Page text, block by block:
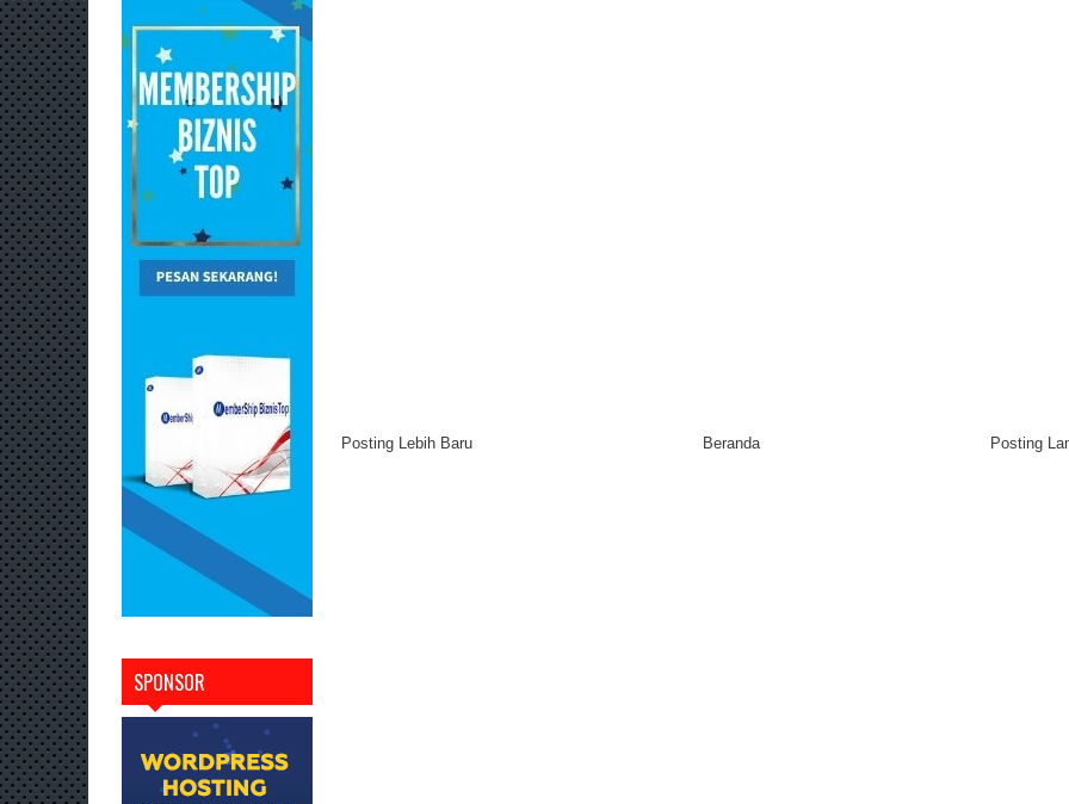
SPONSOR
Posting Lebih Baru Posting
Beranda